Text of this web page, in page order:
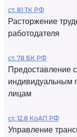
ст. 81 ТК РФ
Расторжение
работодателя
ст. 78 БК РФ
Предоставление
индивидуальным
лицам
ст. 12.8 КоАП РФ
Управление